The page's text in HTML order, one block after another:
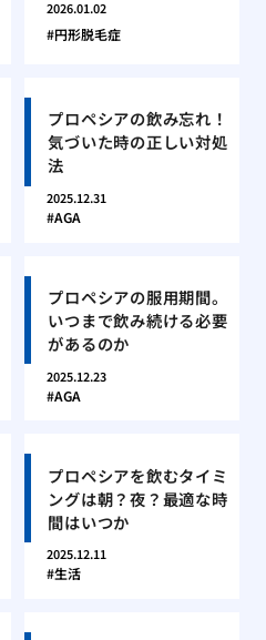
2026.01.02
円形脱毛症
プロペシアの飲み忘れ！
気づいた時の正しい対処
法
2025.12.31
AGA
プロペシアの服用期間。
いつまで飲み続ける必要
があるのか
2025.12.23
AGA
プロペシアを飲むタイミ
ングは朝？夜？最適な時
間はいつか
2025.12.11
生活